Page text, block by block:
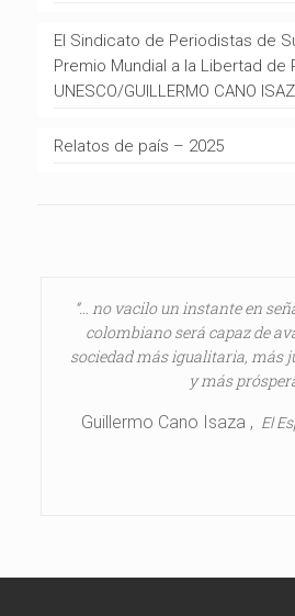
El Sindicato de Periodistas de
Premio Mundial a la Libertad de
UNESCO/GUILLERMO CANO
Relatos de país – 2025
“… no vacilo un instante en
colombiano será capaz de
sociedad más igualitaria, más
y más
Guillermo Cano Isaza , El